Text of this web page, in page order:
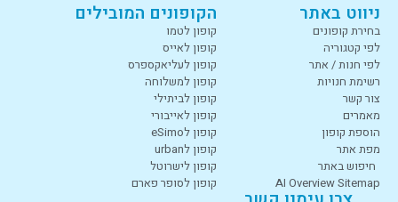
ניווט באתר
בחירת קופונים
לפי קטגוריה
לפי חנות / אתר
רשימת חנויות
צור קשר
מאמרים
הוספת קופון
מפת אתר
חיפוש באתר
AI Overview Sitemap
הקופונים המובילים
קופון לטמו
קופון לאייס
קופון לעליאקספרס
קופון למשלוחה
קופון לביתילי
קופון לאייבורי
קופון לeSimo
קופון לurban
קופון לישרוטל
קופון לסופר פארם